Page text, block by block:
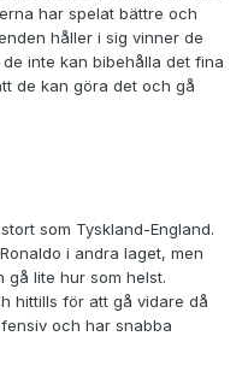
har spelat bättre och
håller i sig vinner de
inte kan bibehålla det fina
de kan göra det och gå
som Tyskland-England.
i andra laget, men
gå lite hur som helst.
hittills för att gå vidare då
och har snabba